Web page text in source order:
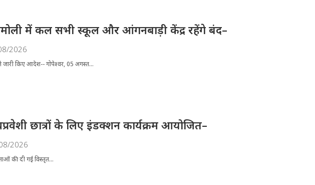
में कल सभी स्कूल और आंगनबाड़ी केंद्र रहेंगे बंद–
2026
जारी किए आदेश-- गोपेश्वर, 05 अगस्त...
छात्रों के लिए इंडक्शन कार्यक्रम आयोजित–
2026
की दी गई विस्तृत...